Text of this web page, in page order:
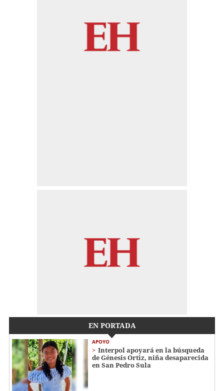
EN PORTADA
APOYO
Interpol apoyará en la búsqueda
de Génesis Ortiz, niña desaparecida
en San Pedro Sula